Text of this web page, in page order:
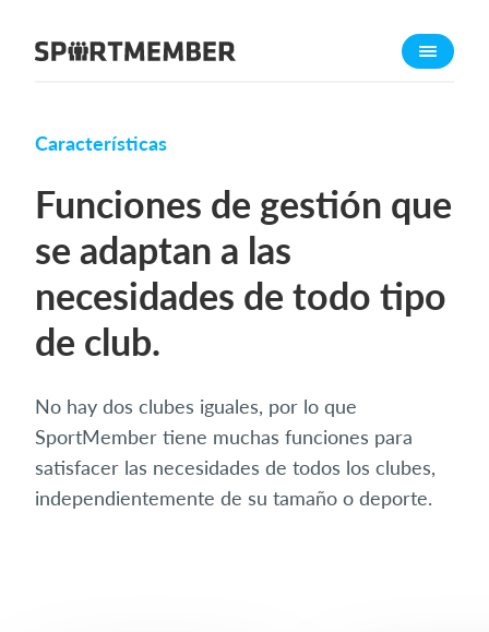
Acerca de SportMember
Funciones
Calendario
Gestión de pagos
App móvil
¿Cuanto cuesta?
Español
Características
Funciones de gestión que
se adaptan a las
necesidades de todo tipo
de club.
No hay dos clubes iguales, por lo que
SportMember tiene muchas funciones para
satisfacer las necesidades de todos los clubes,
independientemente de su tamaño o deporte.